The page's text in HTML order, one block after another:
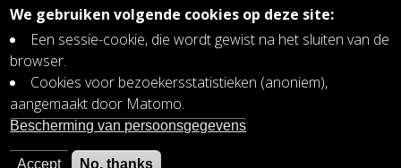
Vijf jaar EPT-waarnemingen
De Energetic Particle Telescope (EPT)
werd gelanceerd aan boord van de ESA
satelliet PROBA-V op 7 mei 2013 naar
een polaire baan op een hoogte van
820 km. Het instrument levert intussen
We gebruiken volgende cookies op deze site:
Een sessie-cookie, die wordt gewist na het sluiten van de
browser.
Cookies voor bezoekersstatistieken (anoniem),
aangemaakt door Matomo.
Bescherming van persoonsgegevens
Accept No, thanks